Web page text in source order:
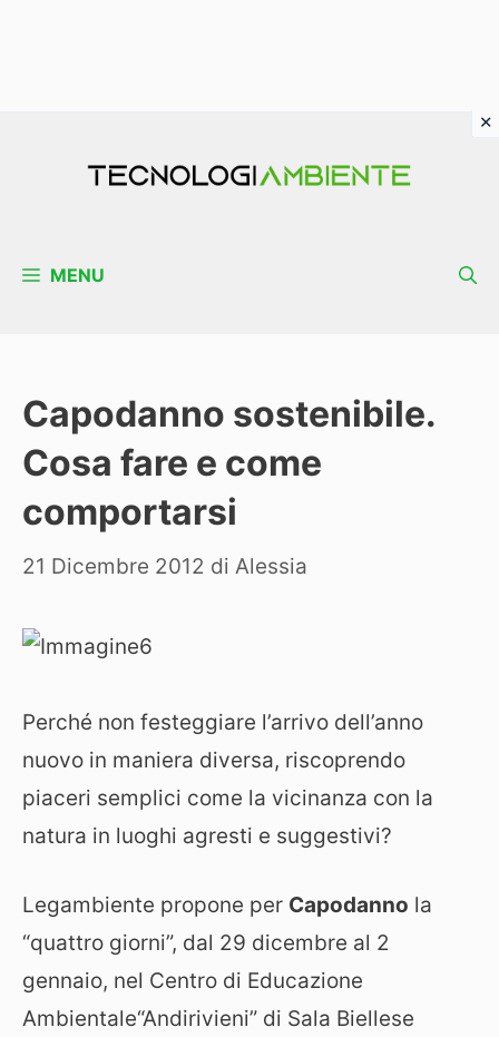
MENU
Capodanno sostenibile.
Cosa fare e come
comportarsi
21 Dicembre 2012 di Alessia
Perché non festeggiare l’arrivo dell’anno
nuovo in maniera diversa, riscoprendo
piaceri semplici come la vicinanza con la
natura in luoghi agresti e suggestivi?
Legambiente propone per Capodanno la
“quattro giorni”, dal 29 dicembre al 2
gennaio, nel Centro di Educazione
Ambientale“Andirivieni” di Sala Biellese